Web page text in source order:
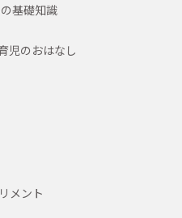
基礎知識
児のおはなし
メント